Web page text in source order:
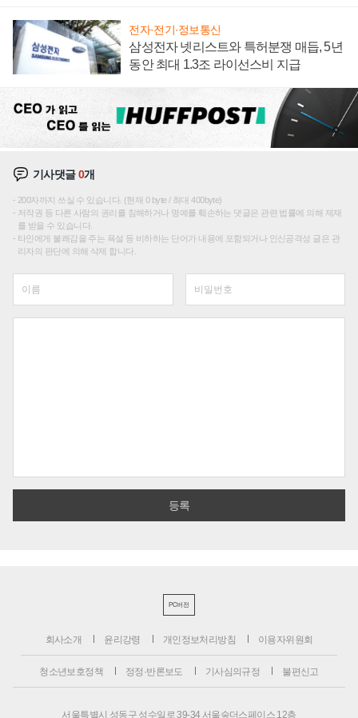
전자·전기·정보통신
삼성전자 넷리스트와 특허분쟁 매듭, 5년
동안 최대 1.3조 라이선스비 지급
기사댓글0개
200자까지 쓰실 수 있습니다. (현재 0 byte / 최대 400byte)
저작권 등 다른 사람의 권리를 침해하거나 명예를 훼손하는 댓글은 관련 법률에 의해 제재
를 받을 수 있습니다.
타인에게 불쾌감을 주는 욕설 등 비하하는 단어가 내용에 포함되거나 인신공격성 글은 관
리자의 판단에 의해 삭제 합니다.
PC버전
회사소개 윤리강령 개인정보처리방침 이용자위원회
청소년보호정책 정정·반론보도 기사심의규정 불편신고
서울특별시 성동구 성수일로 39-34 서울숲더스페이스 12층